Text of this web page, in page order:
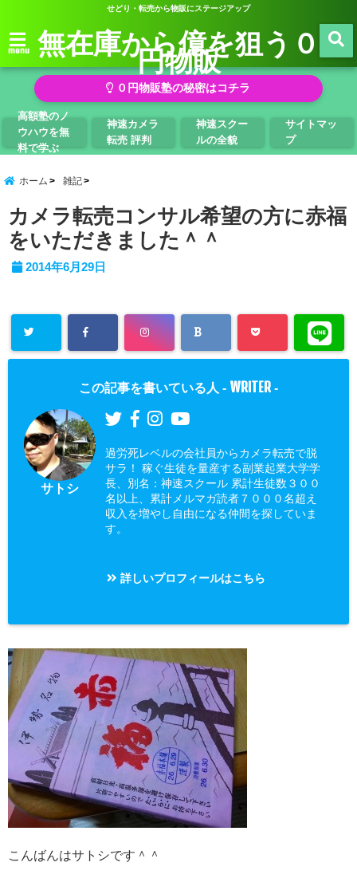
せどり・転売から物販にステージアップ
menu 無在庫から億を狙う０
円物販
０円物販塾の秘密はコチラ
高額塾のノ
ウハウを無
料で学ぶ
神速カメラ
転売 評判
神速スクー
ルの全貌
サイトマッ
プ
ホーム 雑記
カメラ転売コンサル希望の方に赤福
をいただきました＾＾
2014年6月29日
この記事を書いている人 - WRITER -
サトシ
過労死レベルの会社員からカメラ転売で脱
サラ！ 稼ぐ生徒を量産する副業起業大学学
長、別名：神速スクール 累計生徒数３００
名以上、累計メルマガ読者７０００名超え
収入を増やし自由になる仲間を探していま
す。
詳しいプロフィールはこちら
こんばんはサトシです＾＾